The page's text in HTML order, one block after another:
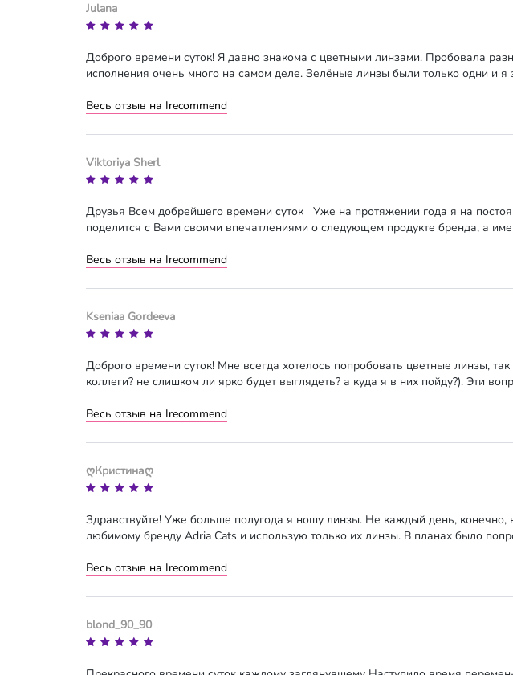
Julana
Доброго времени суток! Я давно знакома с цветными линзами. Пробовала
исполнения очень много на самом деле. Зелёные линзы были только одни и
Весь отзыв на Irecommend
Viktoriya Sherl
Друзья Всем добрейшего времени суток Уже на протяжении года я на
поделится с Вами своими впечатлениями о следующем продукте бренда, а
Весь отзыв на Irecommend
Kseniaa Gordeeva
Доброго времени суток! Мне всегда хотелось попробовать цветные линзы,
коллеги? не слишком ли ярко будет выглядеть? а куда я в них пойду?). Эти
Весь отзыв на Irecommend
ღКристинаღ
Здравствуйте! Уже больше полугода я ношу линзы. Не каждый день,
любимому бренду Adria Cats и использую только их линзы. В планах было
Весь отзыв на Irecommend
blond_90_90